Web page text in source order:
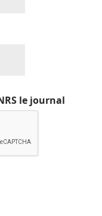
le journal